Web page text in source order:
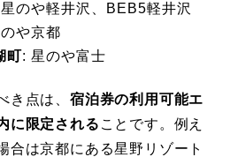
のや軽井沢、BEB5軽井沢
や京都
町: 星のや富士
き点は、 宿泊券の利用可能エ
に限定される ことです。例え
合は京都にある星野リゾート